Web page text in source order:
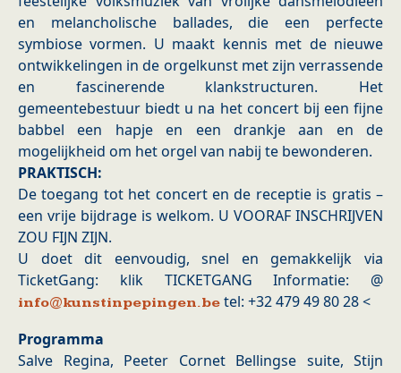
en melancholische ballades, die een perfecte
symbiose vormen. U maakt kennis met de nieuwe
ontwikkelingen in de orgelkunst met zijn verrassende
en fascinerende klankstructuren. Het
gemeentebestuur biedt u na het concert bij een fijne
babbel een hapje en een drankje aan en de
mogelijkheid om het orgel van nabij te bewonderen.
PRAKTISCH:
De toegang tot het concert en de receptie is gratis –
een vrije bijdrage is welkom. U VOORAF INSCHRIJVEN
ZOU FIJN ZIJN.
U doet dit eenvoudig, snel en gemakkelijk via
TicketGang: klik TICKETGANG Informatie: @
info@kunstinpepingen.be tel: +32 479 49 80 28 <
Programma
Salve Regina, Peeter Cornet Bellingse suite, Stijn